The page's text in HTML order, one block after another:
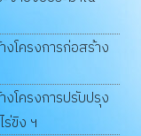
โครงการก่อสร้าง
โครงการปรับปรุง
ขิง ฯ